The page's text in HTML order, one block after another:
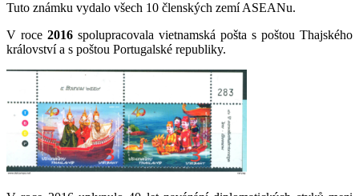
Tuto známku vydalo všech 10 členských zemí ASEANu.
V roce 2016 spolupracovala vietnamská pošta s poštou Thajského
království a s poštou Portugalské republiky.